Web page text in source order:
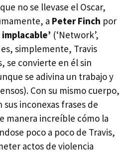
no se llevase el Oscar,
a Peter Finch por
(‘Network’,
simplemente, Travis
se convierte en él sin
se adivina un trabajo y
Con su mismo cuerpo,
sus inconexas frases de
manera increíble cómo la
poco a poco de Travis,
actos de violencia